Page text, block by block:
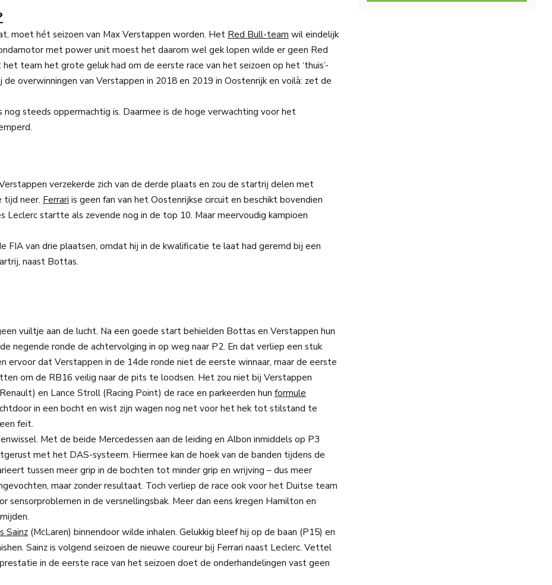
moet hét seizoen van Max Verstappen worden. Het Red Bull-team wil eindelijk
met power unit moest het daarom wel gek lopen wilde er geen Red
team het grote geluk had om de eerste race van het seizoen op het ‘thuis’-
overwinningen van Verstappen in 2018 en 2019 in Oostenrijk en voilà: zet de
steeds oppermachtig is. Daarmee is de hoge verwachting voor het
verzekerde zich van de derde plaats en zou de startrij delen met
tijd neer. Ferrari is geen fan van het Oostenrijkse circuit en beschikt bovendien
startte als zevende nog in de top 10. Maar meervoudig kampioen
FIA van drie plaatsen, omdat hij in de kwalificatie te laat had geremd bij een
naast Bottas.
vuiltje aan de lucht. Na een goede start behielden Bottas en Verstappen hun
negende ronde de achtervolging in op weg naar P2. En dat verliep een stuk
ervoor dat Verstappen in de 14de ronde niet de eerste winnaar, maar de eerste
om de RB16 veilig naar de pits te loodsen. Het zou niet bij Verstappen
en Lance Stroll (Racing Point) de race en parkeerden hun formule
in een bocht en wist zijn wagen nog net voor het hek tot stilstand te
feit.
Met de beide Mercedessen aan de leiding en Albon inmiddels op P3
met het DAS-systeem. Hiermee kan de hoek van de banden tijdens de
tussen meer grip in de bochten tot minder grip en wrijving – dus meer
maar zonder resultaat. Toch verliep de race ook voor het Duitse team
sensorproblemen in de versnellingsbak. Meer dan eens kregen Hamilton en
Sainz (McLaren) binnendoor wilde inhalen. Gelukkig bleef hij op de baan (P15) en
Sainz is volgend seizoen de nieuwe coureur bij Ferrari naast Leclerc. Vettel
in de eerste race van het seizoen doet de onderhandelingen vast geen